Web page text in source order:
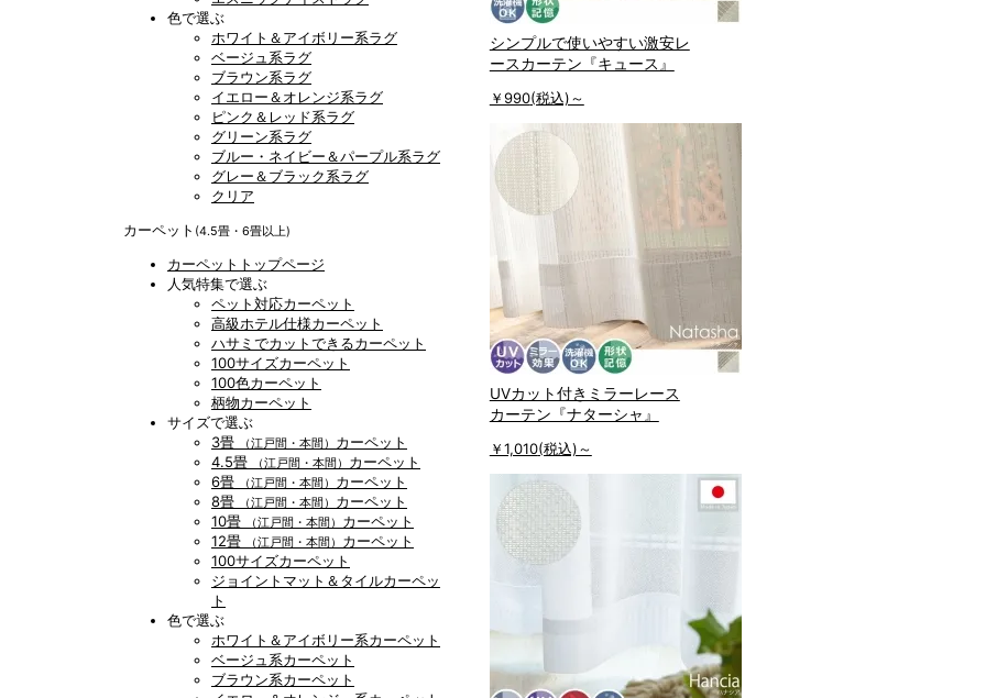
色で選ぶ
ホワイト＆アイボリー系ラグ
ベージュ系ラグ
ブラウン系ラグ
イエロー＆オレンジ系ラグ
ピンク＆レッド系ラグ
グリーン系ラグ
ブルー・ネイビー＆パープル系ラグ
グレー＆ブラック系ラグ
クリア
カーペット (4.5畳・6畳以上)
カーペットトップページ
人気特集で選ぶ
ペット対応カーペット
高級ホテル仕様カーペット
ハサミでカットできるカーペット
100サイズカーペット
100色カーペット
柄物カーペット
サイズで選ぶ
3畳
（江戸間・本間） カーペット
4.5畳
（江戸間・本間） カーペット
6畳
（江戸間・本間） カーペット
8畳
（江戸間・本間） カーペット
10畳
（江戸間・本間） カーペット
12畳
（江戸間・本間） カーペット
100サイズカーペット
ジョイントマット＆タイルカーペッ
ト
色で選ぶ
ホワイト＆アイボリー系カーペット
ベージュ系カーペット
ブラウン系カーペット
シンプルで使いやすい激安レ
ースカーテン『キュース』
￥990(税込)～
UVカット付きミラーレース
カーテン『ナターシャ』
￥1,010(税込)～